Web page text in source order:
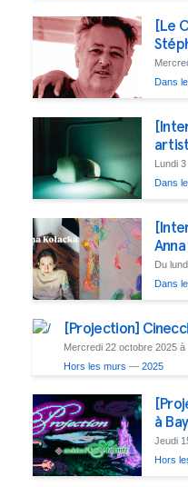
[Le
Dans
Lundi
Dans
Du
Dans
[Projection]
Mercredi 22 octobre 2025 à
Hors les murs — 2025
à
Jeudi
Hors